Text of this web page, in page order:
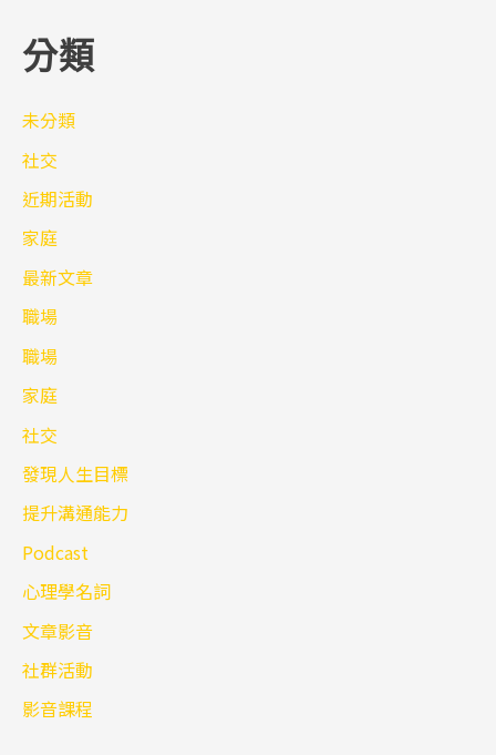
分類
未分類
社交
近期活動
家庭
最新文章
職場
職場
家庭
社交
發現人生目標
提升溝通能力
Podcast
心理學名詞
文章影音
社群活動
影音課程